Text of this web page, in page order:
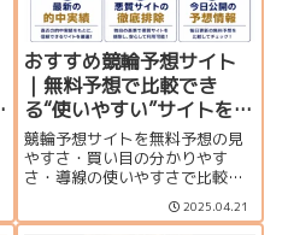
おすすめ競輪予想サイト
｜無料予想で比較でき
る“使いやすい”サイトを厳
選
競輪予想サイトを無料予想の見
やすさ・買い目の分かりやす
さ・導線の使いやすさで比較
し、2026年版ランキング8選を
厳選。LINE完結や点数感など、
2025.04.21